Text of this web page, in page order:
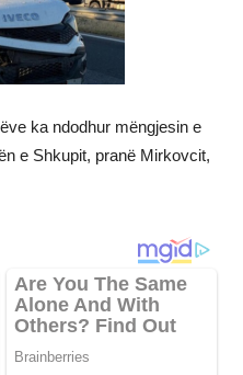
ka ndodhur mëngjesin e
e Shkupit, pranë Mirkovcit,